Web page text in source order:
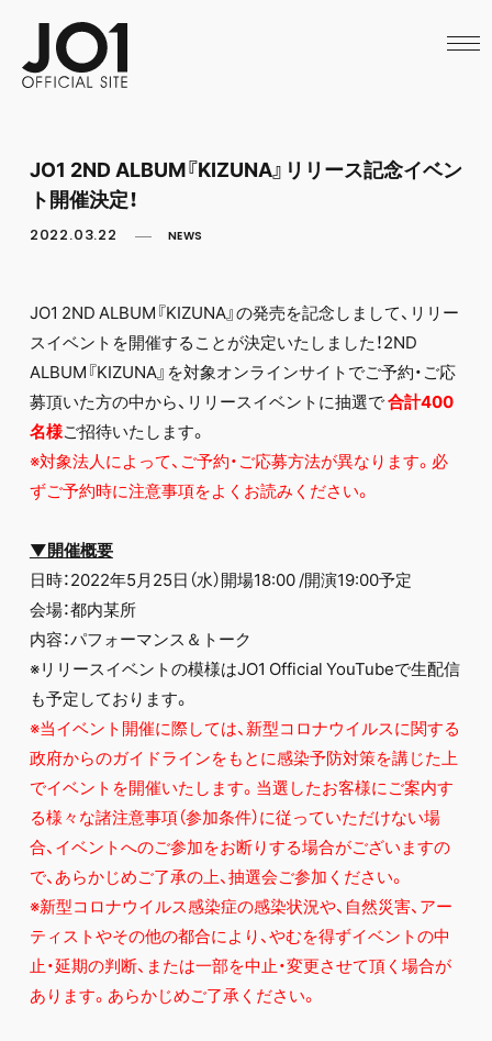
SCHEDULE
ARCHIVES
CALL
LAPONE STORE
FC NEWS
MOVIE
WEB RADIO
MESSAGE
J-Clip
REPORT
SPECIAL
RELAY BLOG
STAFF BLOG
JOINLOGIN
JO1 2ND ALBUM『KIZUNA』リリース記念イベン
ト開催決定！
2022.03.22 NEWS
JO1 2ND ALBUM『KIZUNA』の発売を記念しまして、リリー
スイベントを開催することが決定いたしました！2ND
ALBUM『KIZUNA』を対象オンラインサイトでご予約・ご応
募頂いた方の中から、リリースイベントに抽選で合計400
名様ご招待いたします。
※対象法人によって、ご予約・ご応募方法が異なります。必
ずご予約時に注意事項をよくお読みください。
▼開催概要
日時：2022年5月25日（水）開場18:00 /開演19:00予定
会場：都内某所
内容：パフォーマンス＆トーク
※リリースイベントの模様はJO1 Official YouTubeで生配信
も予定しております。
※当イベント開催に際しては、新型コロナウイルスに関する
政府からのガイドラインをもとに感染予防対策を講じた上
でイベントを開催いたします。当選したお客様にご案内す
る様々な諸注意事項（参加条件）に従っていただけない場
合、イベントへのご参加をお断りする場合がございますの
で、あらかじめご了承の上、抽選会ご参加ください。
※新型コロナウイルス感染症の感染状況や、自然災害、アー
ティストやその他の都合により、やむを得ずイベントの中
止・延期の判断、または一部を中止・変更させて頂く場合が
あります。あらかじめご了承ください。